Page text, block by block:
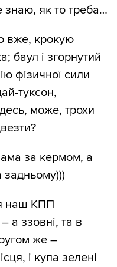
знаю, як то треба…
вже, крокую
баул і згорнутий
фізичної сили
туксон,
може, трохи
за кермом, а
задньому)))
наш КПП
а ззовні, та в
же –
і купа зелені